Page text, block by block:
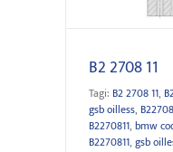
B2 2708 11
Tagi: B2 2708 11,
gsb oilless,
B2270811, bmw
B2270811, gsb